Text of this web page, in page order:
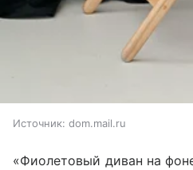
Источник: dom.mail.ru
«Фиолетовый диван на